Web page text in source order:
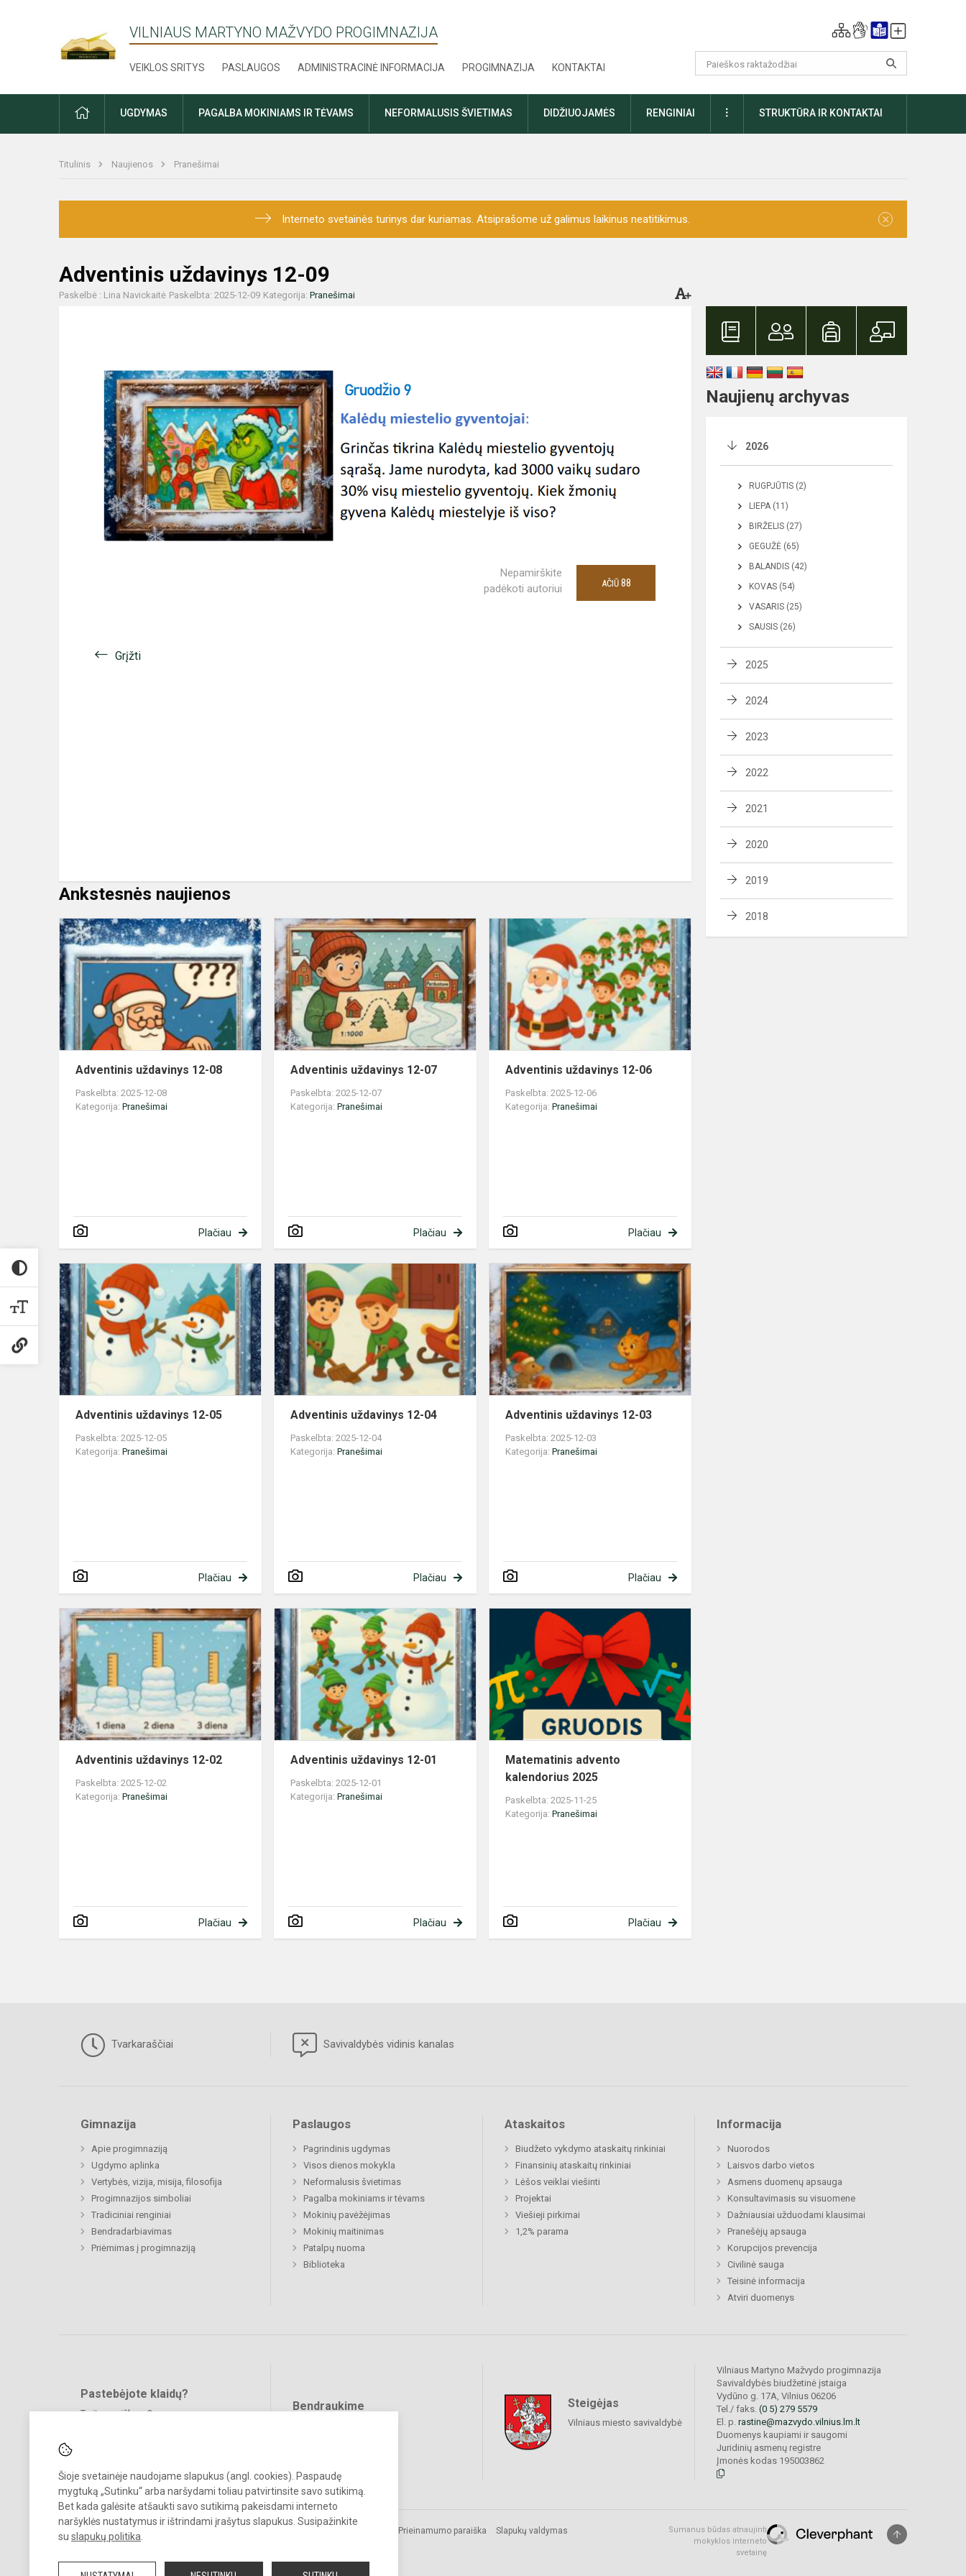
Šioje svetainėje naudojame slapukus (angl. cookies). Paspaudę
mygtuką „Sutinku“ arba naršydami toliau patvirtinsite savo sutikimą.
Bet kada galėsite atšaukti savo sutikimą pakeisdami interneto
naršyklės nustatymus ir ištrindami įrašytus slapukus. Susipažinkite
su slapukų politika
VILNIAUS MARTYNO MAŽVYDO PROGIMNAZIJA
VEIKLOS SRITYS PASLAUGOS ADMINISTRACINĖ INFORMACIJA PROGIMNAZIJA KONTAKTAI
PRADŽIAUGDYMAS PAGALBA MOKINIAMS IR TĖVAMS NEFORMALUSIS ŠVIETIMAS DIDŽIUOJAMĖS RENGINIAI DAUGIAUSTRUKTŪRA IR KONTAKTAI
Titulinis Naujienos Pranešimai
Interneto svetainės turinys dar kuriamas. Atsiprašome už galimus laikinus neatitikimus. ×
Adventinis uždavinys 12-09
Paskelbė : Lina Navickaitė Paskelbta: 2025-12-09 Kategorija: Pranešimai
Nepamirškite
padėkoti autoriui
AČIŪ 88
Grįžti
Ankstesnės naujienos
Adventinis
uždavinys
12-
08
Adventinis uždavinys 12-08
Paskelbta: 2025-12-08
Kategorija: Pranešimai
Plačiau
Adventinis
uždavinys
12-
07
Adventinis uždavinys 12-07
Paskelbta: 2025-12-07
Kategorija:Pranešimai
Plačiau
Adventinis
uždavinys
12-
06
Adventinis uždavinys 12-06
Paskelbta: 2025-12-06
Kategorija:Pranešimai
Plačiau
Adventinis
uždavinys
12-
05
Adventinis uždavinys 12-05
Paskelbta: 2025-12-05
Kategorija: Pranešimai
Plačiau
Adventinis
uždavinys
12-
Adventinis uždavinys 12-04
Paskelbta: 2025-12-04
Kategorija:Pranešimai
Plačiau
Adventinis
12-
03
Adventinis uždavinys 12-03
Paskelbta: 2025-12-03
Kategorija:Pranešimai
Plačiau
Adventinis
uždavinys
12-
02
Adventinis uždavinys 12-02
Paskelbta: 2025-12-02
Kategorija: Pranešimai
Plačiau
Adventinis
uždavinys
12-
01
Adventinis uždavinys 12-01
Paskelbta: 2025-12-01
Kategorija:Pranešimai
Plačiau
Matematinis advento
kalendorius 2025
Paskelbta: 2025-11-25
Kategorija:Pranešimai
Plačiau
Naujienų archyvas
2026
RUGPJŪTIS (2)
LIEPA (11)
BIRŽELIS (27)
GEGUŽĖ (65)
BALANDIS (42)
KOVAS (54)
VASARIS (25)
SAUSIS (26)
2025
2024
2023
2022
2021
2020
2019
2018
Tvarkaraščiai Savivaldybės vidinis kanalas
Gimnazija
Apie progimnaziją
Ugdymo aplinka
Vertybės, vizija, misija, filosofija
Progimnazijos simboliai
Tradiciniai renginiai
Bendradarbiavimas
Priėmimas į progimnaziją
Paslaugos
Pagrindinis ugdymas
Visos dienos mokykla
Neformalusis švietimas
Pagalba mokiniams ir tėvams
Mokinių pavėžėjimas
Mokinių maitinimas
Patalpų nuoma
Biblioteka
Ataskaitos
Biudžeto vykdymo ataskaitų rinkiniai
Finansinių ataskaitų rinkiniai
Lėšos veiklai viešinti
Projektai
Viešieji pirkimai
1,2% parama
Informacija
Nuorodos
Laisvos darbo vietos
Asmens duomenų apsauga
Konsultavimasis su visuomene
Dažniausiai užduodami klausimai
Pranešėjų apsauga
Korupcijos prevencija
Civilinė sauga
Teisinė informacija
Atviri duomenys
Pastebėjote klaidų?
Turite pasiūlymų?
Bendraukime Steigėjas
Vilniaus miesto savivaldybė
Vilniaus Martyno Mažvydo progimnazija
Savivaldybės biudžetinė įstaiga
Vydūno g. 17A, Vilnius 06206
Tel./ faks. (0 5) 279 5579
El. p. rastine@mazvydo.vilnius.lm.lt
Duomenys kaupiami ir saugomi
Juridinių asmenų registre
Įmonės kodas 195003862
© 2022. Vilniaus Martyno Mažvydo progimnazija. Visos teisės saugomos.
Kopijuoti turinį be raštiško įstaigos administracijos sutikimo griežtai
Prieinamumo paraiška Slapukų valdymas
Sumanus būdas atnaujinti
mokyklos interneto
svetainę